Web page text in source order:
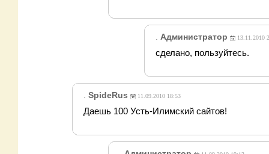
Администратор 13.11.2010
сделано, пользуйтесь.
SpideRus 11.09.2010 18:53
Даешь 100 Усть-Илимский сайтов!